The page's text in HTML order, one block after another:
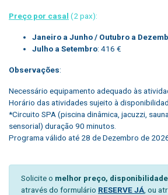
Preço por casal (2 pax):
Janeiro a Junho / Outubro a
Julho a Setembro: 416 €
Observações:
Necessário equipamento adequado às
Horário das atividades sujeito à
*Circuito SPA (piscina dinâmica, jacuzzi,
sensorial) duração 90 minutos.
Programa válido até 28 de Dezembro de
Solicite o melhor preço,
através do formulário RESERVE JÁ , ou